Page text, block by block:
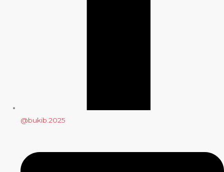
@bukib.2025